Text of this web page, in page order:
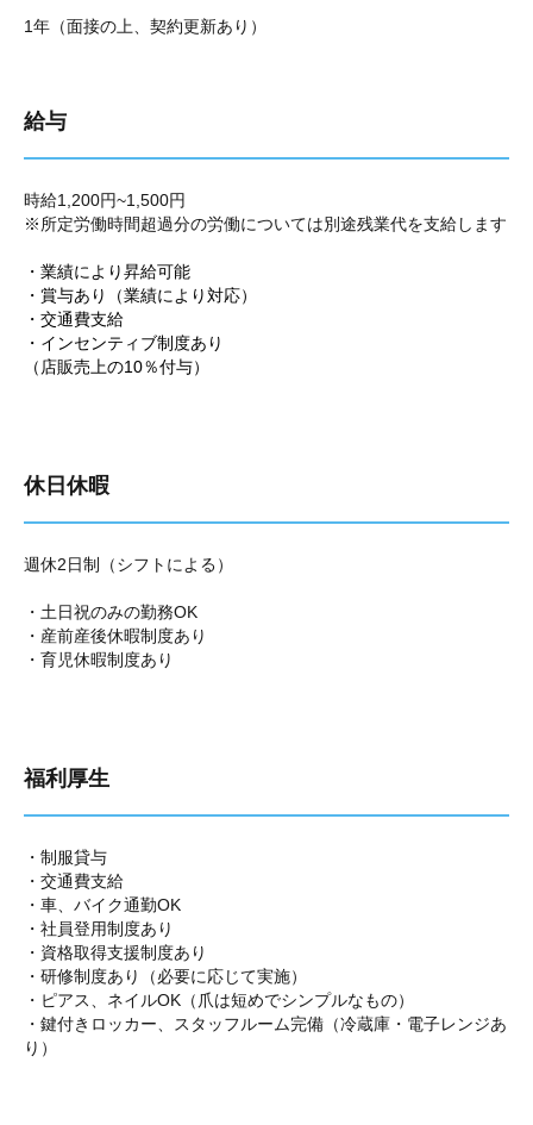
1年（面接の上、契約更新あり）
給与
時給1,200円~1,500円
※所定労働時間超過分の労働については別途残業代を支給します
・業績により昇給可能
・賞与あり（業績により対応）
・交通費支給
・インセンティブ制度あり
（店販売上の10％付与）
休日休暇
週休2日制（シフトによる）
・土日祝のみの勤務OK
・産前産後休暇制度あり
・育児休暇制度あり
福利厚生
・制服貸与
・交通費支給
・車、バイク通勤OK
・社員登用制度あり
・資格取得支援制度あり
・研修制度あり（必要に応じて実施）
・ピアス、ネイルOK（爪は短めでシンプルなもの）
・鍵付きロッカー、スタッフルーム完備（冷蔵庫・電子レンジあ
り）